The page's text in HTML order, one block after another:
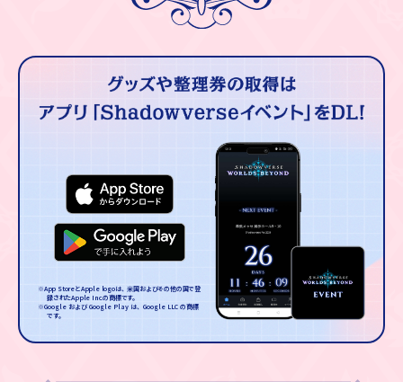
※App StoreとApple logoは、米国およびその他の国で登
録されたApple Inc.の商標です。
※Google および Google Play は、Google LLC の商標
です。